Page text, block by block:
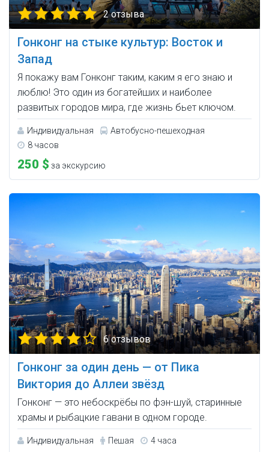
2 отзыва
Гонконг на стыке культур: Восток и
Запад
Я покажу вам Гонконг таким, каким я его знаю и
люблю! Это один из богатейших и наиболее
развитых городов мира, где жизнь бьет ключом.
Индивидуальная
Автобусно-пешеходная
8 часов
250 $ за экскурсию
6 отзывов
Гонконг за один день — от Пика
Виктория до Аллеи звёзд
Гонконг — это небоскрёбы по фэн-шуй, старинные
храмы и рыбацкие гавани в одном городе.
Индивидуальная Пешая 4 часа